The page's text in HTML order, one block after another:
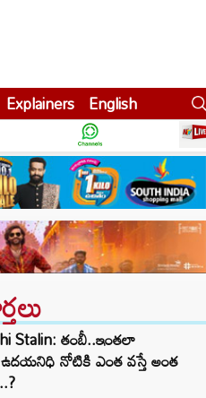
Explainers English
Stalin: తంబీ..ఇంతలా
నోటికి ఎంత వస్తే అంత